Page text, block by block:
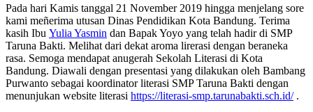
Pada hari Kamis tanggal 21 November 2019 hingga menjelang sore
kami meñerima utusan Dinas Pendidikan Kota Bandung. Terima
kasih Ibu Yulia Yasmin dan Bapak Yoyo yang telah hadir di SMP
Taruna Bakti. Melihat dari dekat aroma lirerasi dengan beraneka
rasa. Semoga mendapat anugerah Sekolah Literasi di Kota
Bandung. Diawali dengan presentasi yang dilakukan oleh Bambang
Purwanto sebagai koordinator literasi SMP Taruna Bakti dengan
menunjukan website literasi https://literasi-smp.tarunabakti.sch.id/.